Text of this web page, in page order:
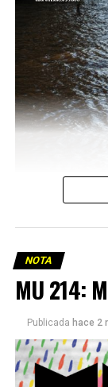
Este número
NOTA
MU 214:
Publicada hace 2